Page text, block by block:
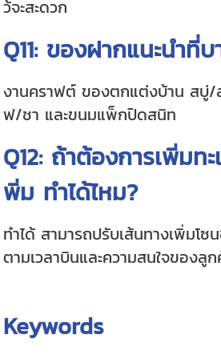
ว้จะสะดวก
Q11: ของฝากแนะนำที่
งานคราฟต์ ของตกแต่งบ้าน สบู่/
ฟ/ชา และขนมแพ็กปิดสนิท
Q12: ถ้าต้องการเพิ่มท
พิ่ม ทำได้ไหม?
ทำได้ สามารถปรับเส้นทางเพิ่มโ
ตามเวลาบินและความสนใจของลูก
Keywords